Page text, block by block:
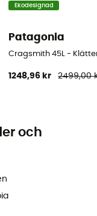
Ekodesignad
Patagonia
Cragsmith 45L -
1248,96 kr 2499,00
och